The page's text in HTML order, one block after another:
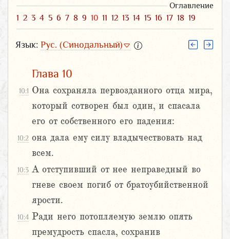
Оглавление
1 2 3 4 5 6 7 8 9 10 11 12 13 14 15 16 17 18 19
Язык: Рус. (Синодальный)
Глава 10
10:1 Она сохраняла первозданного отца мира,
который сотворен был один, и спасала
его от собственного его падения:
10:2 она дала ему силу владычествовать над
всем.
10:3 А отступивший от нее неправедный во
гневе своем погиб от братоубийственной
ярости.
10:4 Ради него потопляемую землю опять
премудрость спасла, сохранив